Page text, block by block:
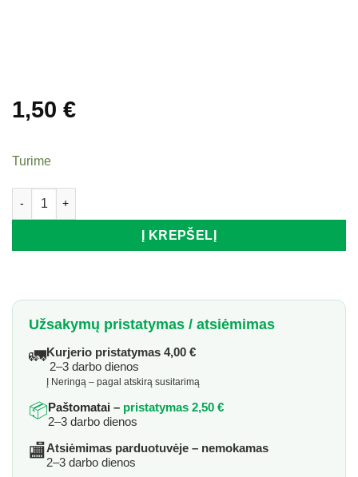
1,50 €
Turime
produkto kiekis: Lūpų pieštukas REVERS SHE SHAPE FAWN
Į KREPŠELĮ
Užsakymų pristatymas / atsiėmimas
🚛Kurjerio pristatymas 4,00 €
2–3 darbo dienos
Į Neringą – pagal atskirą susitarimą
📦Paštomatai – pristatymas 2,50 €
2–3 darbo dienos
🏬Atsiėmimas parduotuvėje – nemokamas
2–3 darbo dienos